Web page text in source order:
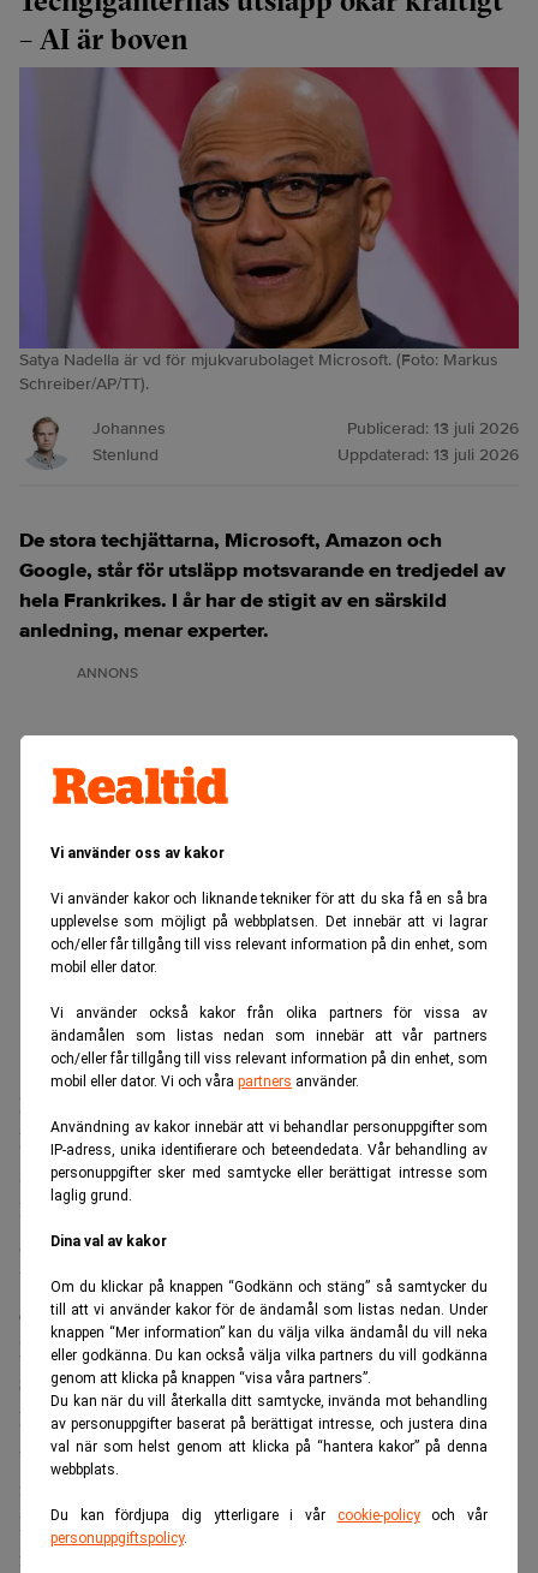
Vi använder oss av kakor
Vi använder kakor och liknande tekniker för att du ska få en så bra
upplevelse som möjligt på webbplatsen. Det innebär att vi lagrar
och/eller får tillgång till viss relevant information på din enhet, som
mobil eller dator.
Vi använder också kakor från olika partners för vissa av
ändamålen som listas nedan som innebär att vår partners
och/eller får tillgång till viss relevant information på din enhet, som
mobil eller dator. Vi och våra partners använder.
Användning av kakor innebär att vi behandlar personuppgifter som
IP-adress, unika identifierare och beteendedata. Vår behandling av
personuppgifter sker med samtycke eller berättigat intresse som
laglig grund.
Dina val av kakor
Om du klickar på knappen “Godkänn och stäng” så samtycker du
till att vi använder kakor för de ändamål som listas nedan. Under
knappen “Mer information” kan du välja vilka ändamål du vill neka
eller godkänna. Du kan också välja vilka partners du vill godkänna
genom att klicka på knappen “visa våra partners”.
Du kan när du vill återkalla ditt samtycke, invända mot behandling
av personuppgifter baserat på berättigat intresse, och justera dina
val när som helst genom att klicka på “hantera kakor” på denna
webbplats.
Du kan fördjupa dig ytterligare i vår cookie-policyoch vår
personuppgiftspolicy.
– AI är boven
Satya Nadella är vd för mjukvarubolaget Microsoft. (Foto: Markus
Schreiber/AP/TT).
Johannes
Stenlund
Publicerad: 13 juli 2026
Uppdaterad: 13 juli 2026
De stora techjättarna, Microsoft, Amazon och
Google, står för utsläpp motsvarande en tredjedel av
hela Frankrikes. I år har de stigit av en särskild
anledning, menar experter.
ANNONS
Microsofts, Amazons och Googles samlade
koldioxidutsläpp ökade med nära 18 procent under det
senaste året.
Det sker främst till följd av den omfattande utbyggnaden
av datacenter för artificiell intelligens.
Under räkenskapsåret som avslutades i mars 2026 uppgick
de tre bolagens utsläpp till sammanlagt 119 miljoner ton
koldioxidekvivalenter.
Störst ökning hos Microsoft
Det motsvarar ungefär en tredjedel av Frankrikes årliga
utsläpp. Året dessförinnan låg utsläppen på omkring 101
miljoner ton, skriver
Den kraftiga ökningen sammanfaller med teknikbolagens
miljardinvesteringar i AI-infrastruktur.